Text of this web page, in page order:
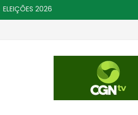
ELEIÇÕES 2026